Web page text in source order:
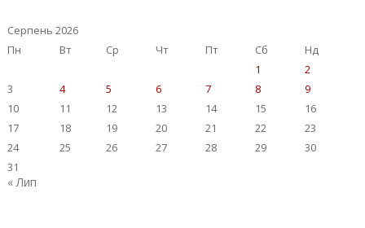
Серпень 2026
Пн
Вт Ср Чт Пт Сб
Нд
1
2
3
4 5 6 7 8
9
10
11 12 13 14 15
16
17
18 19 20 21 22
23
24
25 26 27 28 29
30
31
« Лип